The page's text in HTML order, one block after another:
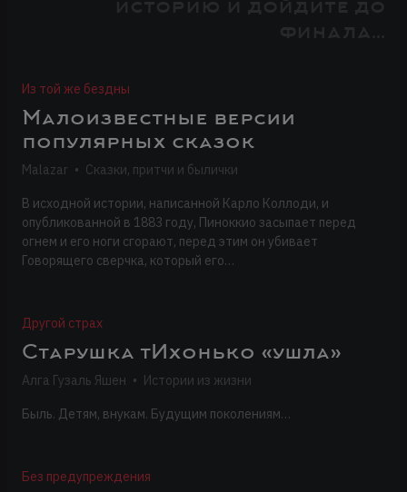
Из той же бездны
Малоизвестные версии
популярных сказок
Malazar • Сказки, притчи и былички
В исходной истории, написанной Карло Коллоди, и
опубликованной в 1883 году, Пиноккио засыпает перед
огнем и его ноги сгорают, перед этим он убивает
Говорящего сверчка, который его…
Другой страх
Старушка тИхонько «ушла»
Алга Гузаль Яшен • Истории из жизни
Быль. Детям, внукам. Будущим поколениям…
Без предупреждения